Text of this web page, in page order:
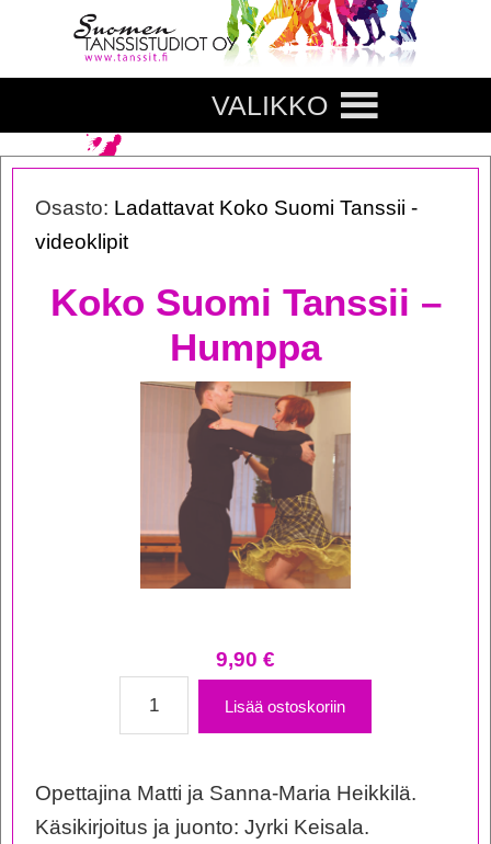
VALIKKO
Osasto: Ladattavat Koko Suomi Tanssii -
videoklipit
Koko Suomi Tanssii –
Humppa
9,90 €
-
Humppa
Lisää ostoskoriin
Opettajina Matti ja Sanna-Maria Heikkilä.
Käsikirjoitus ja juonto: Jyrki Keisala.